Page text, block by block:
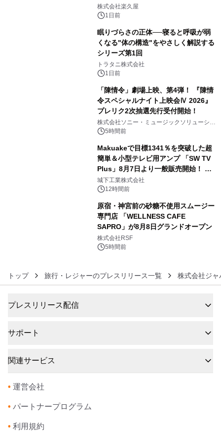
メニューを提供
株式会社楽久屋
1日前
眠りづらさの正体──寝ると呼吸が弱
くなる"体の構造"をやさしく解説する
シリーズ第1回
トラタニ株式会社
1日前
「陳情令」劇場上映、第4弾！ 『陳情
令スペシャルナイト上映会Ⅳ 2026』
プレリク2次抽選先行受付開始！
株式会社ソニー・ミュージックソリューショ
ンズ5時間前
Makuakeで目標1341％を突破した超
簡単＆小型テレビ用アンプ 「SW TV
Plus」8月7日より一般販売開始！ ケ
ーブル1本つなぐだけ、テレビの音が
ぐっと豊かに
城下工業株式会社
12時間前
原宿・神宮前の砂糖不使用スムージー
専門店 「WELLNESS CAFE
SAPRO」が8月8日グランドオープン
株式会社RSF
5時間前
トップ 旅行・レジャーのプレスリリース一覧 株式会社ジ
プレスリリース配信
サポート
関連サービス
• 運営会社
• パートナープログラム
• 利用規約